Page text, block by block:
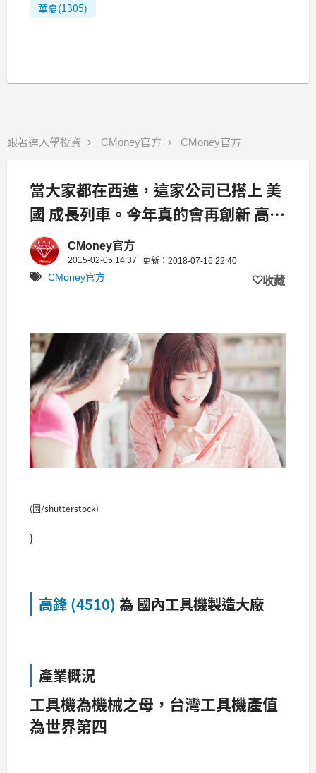
華夏(1305)
跟著達人學投資 CMoney官方 CMoney官方
當大家都在西進，這家公司已搭上 美
國 成長列車。今年真的會再創新 高鋒
(4510)！CMoney官方
2015-02-05 14:37 更新：2018-07-16 22:40
CMoney官方 收藏
(圖/shutterstock)
}
高鋒 (4510) 為 國內工具機製造大廠
產業概況
工具機為機械之母，台灣工具機產值
為世界第四